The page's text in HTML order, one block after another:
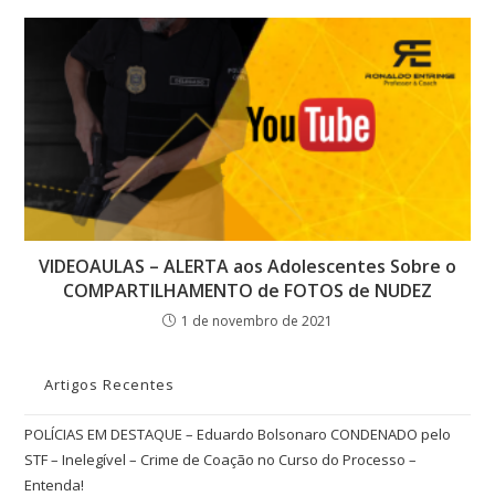
VIDEOAULAS – ALERTA aos Adolescentes Sobre o
COMPARTILHAMENTO de FOTOS de NUDEZ
1 de novembro de 2021
Artigos Recentes
POLÍCIAS EM DESTAQUE – Eduardo Bolsonaro CONDENADO pelo
STF – Inelegível – Crime de Coação no Curso do Processo –
Entenda!